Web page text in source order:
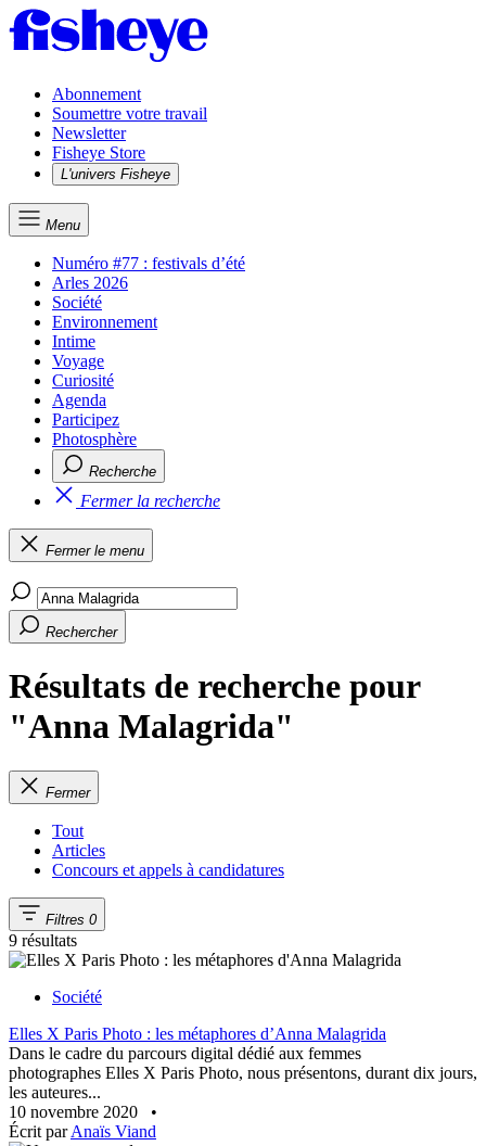
Abonnement
Soumettre votre travail
Newsletter
Fisheye Store
L'univers Fisheye
Menu
Numéro #77 : festivals d’été
Arles 2026
Société
Environnement
Intime
Voyage
Curiosité
Agenda
Participez
Photosphère
Recherche
Fermer la recherche
Fermer le menu
Rechercher
Résultats de recherche pour
"Anna Malagrida"
Fermer
Tout
Articles
Concours et appels à candidatures
Filtres 0
9 résultats
Société
Elles X Paris Photo : les métaphores d’Anna Malagrida
Dans le cadre du parcours digital dédié aux femmes
photographes Elles X Paris Photo, nous présentons, durant dix jours,
les auteures...
10 novembre 2020
•
Écrit parAnaïs Viand